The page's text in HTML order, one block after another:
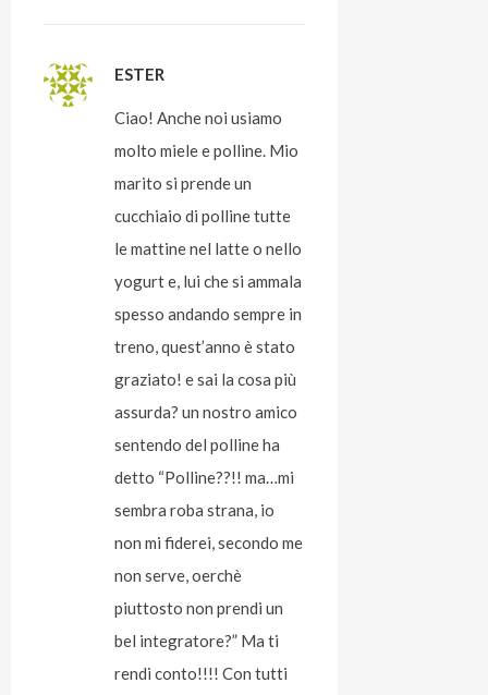
ESTER
Ciao! Anche noi usiamo
molto miele e polline. Mio
marito si prende un
cucchiaio di polline tutte
le mattine nel latte o nello
yogurt e, lui che si ammala
spesso andando sempre in
treno, quest’anno è stato
graziato! e sai la cosa più
assurda? un nostro amico
sentendo del polline ha
detto “Polline??!! ma…mi
sembra roba strana, io
non mi fiderei, secondo me
non serve, oerchè
piuttosto non prendi un
bel integratore?” Ma ti
rendi conto!!!! Con tutti